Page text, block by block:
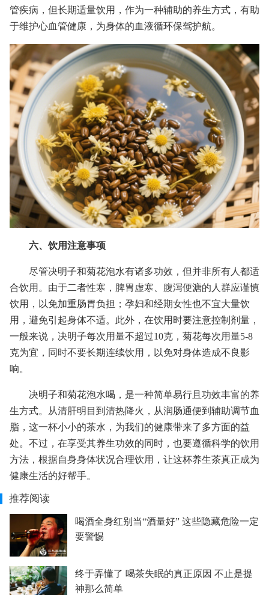
管疾病，但长期适量饮用，作为一种辅助的养生方式，有助
于维护心血管健康，为身体的血液循环保驾护航。
六、饮用注意事项
尽管决明子和菊花泡水有诸多功效，但并非所有人都适
合饮用。由于二者性寒，脾胃虚寒、腹泻便溏的人群应谨慎
饮用，以免加重肠胃负担；孕妇和经期女性也不宜大量饮
用，避免引起身体不适。此外，在饮用时要注意控制剂量，
一般来说，决明子每次用量不超过10克，菊花每次用量5-8
克为宜，同时不要长期连续饮用，以免对身体造成不良影
响。
决明子和菊花泡水喝，是一种简单易行且功效丰富的养
生方式。从清肝明目到清热降火，从润肠通便到辅助调节血
脂，这一杯小小的茶水，为我们的健康带来了多方面的益
处。不过，在享受其养生功效的同时，也要遵循科学的饮用
方法，根据自身身体状况合理饮用，让这杯养生茶真正成为
健康生活的好帮手。
推荐阅读
喝酒全身红别当“酒量好” 这些隐藏危险一定
要警惕
终于弄懂了 喝茶失眠的真正原因 不止是提
神那么简单